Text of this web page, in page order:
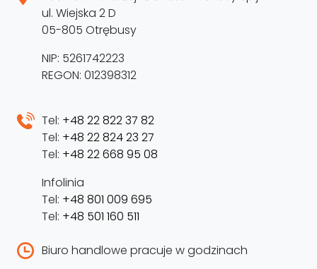
ul. Wiejska 2 D
05-805 Otrębusy
NIP: 5261742223
REGON: 012398312
Tel: +48 22 822 37 82
Tel: +48 22 824 23 27
Tel: +48 22 668 95 08
Infolinia
Tel: +48 801 009 695
Tel: +48 501 160 511
Biuro handlowe pracuje w godzinach